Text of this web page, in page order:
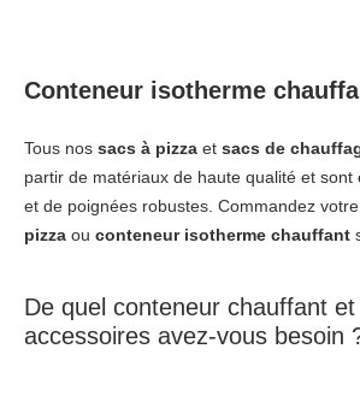
Conteneur isotherme
Tous nos sacs à pizza et sacs de
partir de matériaux de haute qualité et sont
et de poignées robustes. Commandez votre
pizza ou conteneur isotherme chauffant
De quel conteneur chauffant
accessoires avez-vous besoin